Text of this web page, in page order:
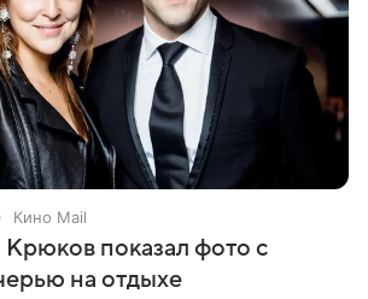
Кино Mail
Крюков показал фото с
на отдыхе